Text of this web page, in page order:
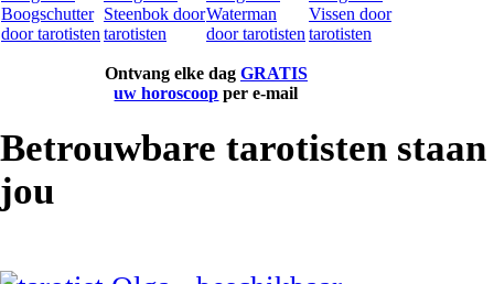
Ontvang elke dag GRATIS
uw horoscoop per e-mail
Betrouwbare tarotisten
jou